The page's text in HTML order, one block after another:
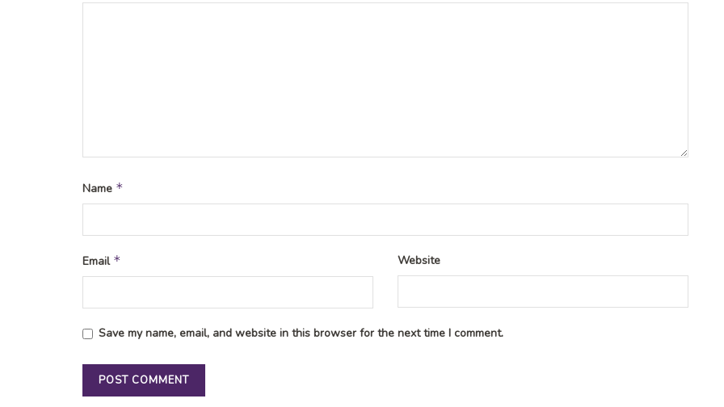
Name *
Email * Website
Save my name, email, and website in this browser for the next time I comment.